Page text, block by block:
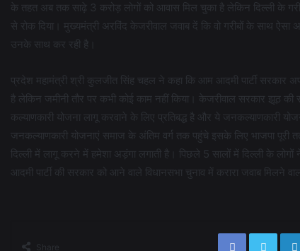
के तहत अब तक साढ़े 3 करोड़ लोगों को आवास मिल चुका है लेकिन दिल्ली के
से रोक दिया। मुख्यमंत्री अरविंद केजरीवाल जवाब दें कि वो गरीबों के साथ ऐसा
उनके साथ कर रही है।
प्रदेश महामंत्री श्री कुलजीत सिंह चहल ने कहा कि आम आदमी पार्टी सरकार
है लेकिन जमीनी तौर पर कभी कोई काम नहीं किया। केजरीवाल सरकार झूठ की
कल्याणकारी योजना लागू करवाने के लिए प्रतिबद्ध है और ये जनकल्याणकारी
जनकल्याणकारी योजनाएं समाज के अंतिम वर्ग तक पहुंचे इसके लिए भाजपा
दिल्ली में लागू करने में हमेशा अड़ंगा लगाती है। पिछले 5 सालों में दिल्ली के
आदमी पार्टी की सरकार को आने वाले विधानसभा चुनाव में करारा जवाब मिलने
Share